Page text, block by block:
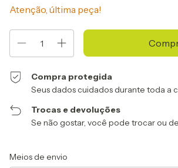
Atenção, última peça!
Compra protegida
Seus dados cuidados durante toda a
Trocas e devoluções
Se não gostar, você pode trocar ou
Entregas para o CEP:
Meios de envio